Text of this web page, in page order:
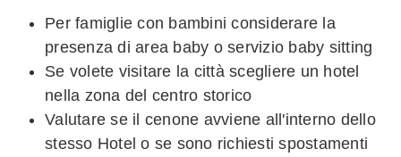
Per famiglie con bambini considerare la
presenza di area baby o servizio baby sitting
Se volete visitare la città scegliere un hotel
nella zona del centro storico
Valutare se il cenone avviene all'interno dello
stesso Hotel o se sono richiesti spostamenti